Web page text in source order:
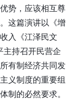
势，应该相互尊
这篇演讲以《增
入《江泽民文
主持召开民营企
有制经济共同发
义制度的重要组
制的必然要求。